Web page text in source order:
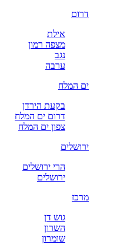
דרום
אילת
מצפה רמון
נגב
ערבה
ים המלח
בקעת הירדן
דרום ים המלח
צפון ים המלח
ירושלים
הרי ירושלים
ירושלים
מרכז
גוש דן
השרון
שומרון